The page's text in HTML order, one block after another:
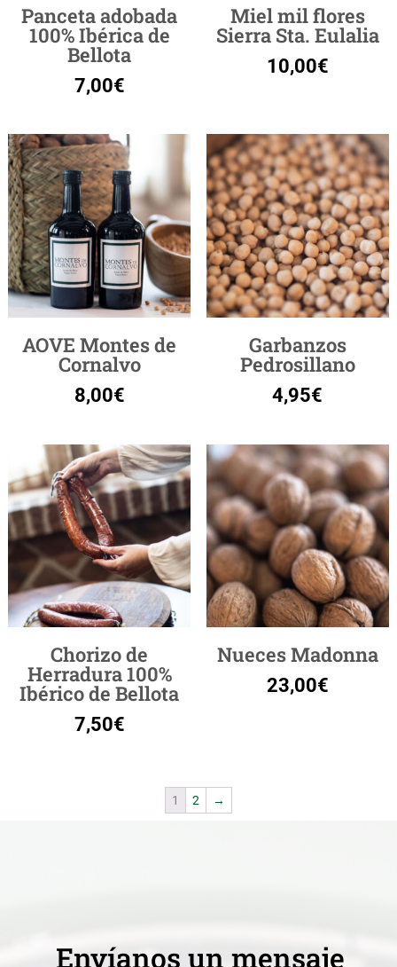
Panceta adobada
100% Ibérica de
Bellota
7,00€
Miel mil flores
Sierra Sta. Eulalia
10,00€
AOVE Montes de
Cornalvo
8,00€
Garbanzos
Pedrosillano
4,95€
Chorizo de
Herradura 100%
Ibérico de Bellota
7,50€
Nueces Madonna
23,00€
1 2 →
Envíanos un mensaje